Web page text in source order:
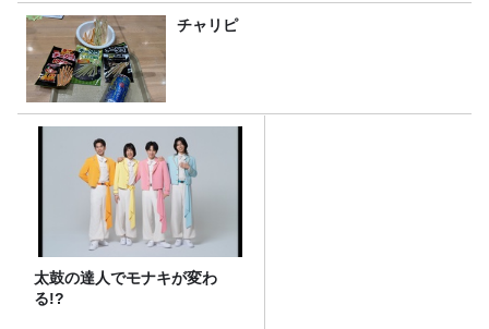
チャリピ
太鼓の達人でモナキが変わ
る!?